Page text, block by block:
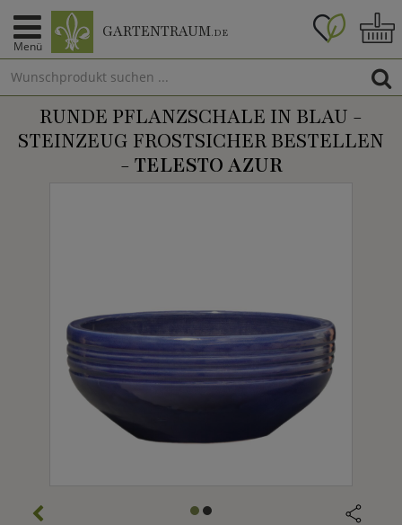
Menü
GARTENTRAUM.DE
RUNDE PFLANZSCHALE IN BLAU -
STEINZEUG FROSTSICHER BESTELLEN
- TELESTO AZUR